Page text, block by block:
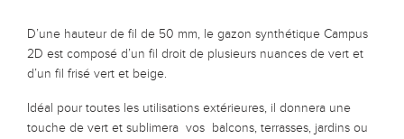
D’une hauteur de fil de 50 mm, le gazon synthétique Campus
2D est composé d’un fil droit de plusieurs nuances de vert et
d’un fil frisé vert et beige.
Idéal pour toutes les utilisations extérieures, il donnera une
touche de vert et sublimera vos balcons, terrasses, jardins ou